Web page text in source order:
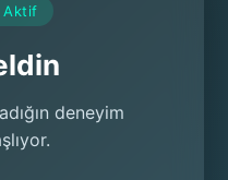
Aktif
deneyim